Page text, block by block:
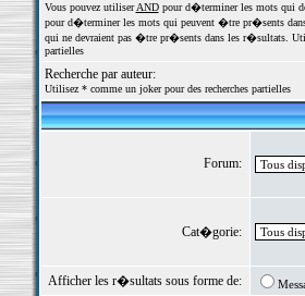
Vous pouvez utiliserANDpour d�terminer les mots qui
pour d�terminer les mots qui peuvent �tre pr�sents
qui ne devraient pas �tre pr�sents dans les r�sultats.
partielles
Recherche par auteur:
Utilisez * comme un joker pour des recherches partielles
Forum:
Cat�gorie:
Afficher les r�sultats sous forme de: